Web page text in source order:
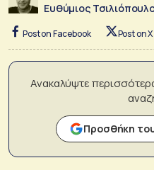
Ευθύμιος
Post on Facebook Post on X
Ανακαλύψτε
Προσθήκη